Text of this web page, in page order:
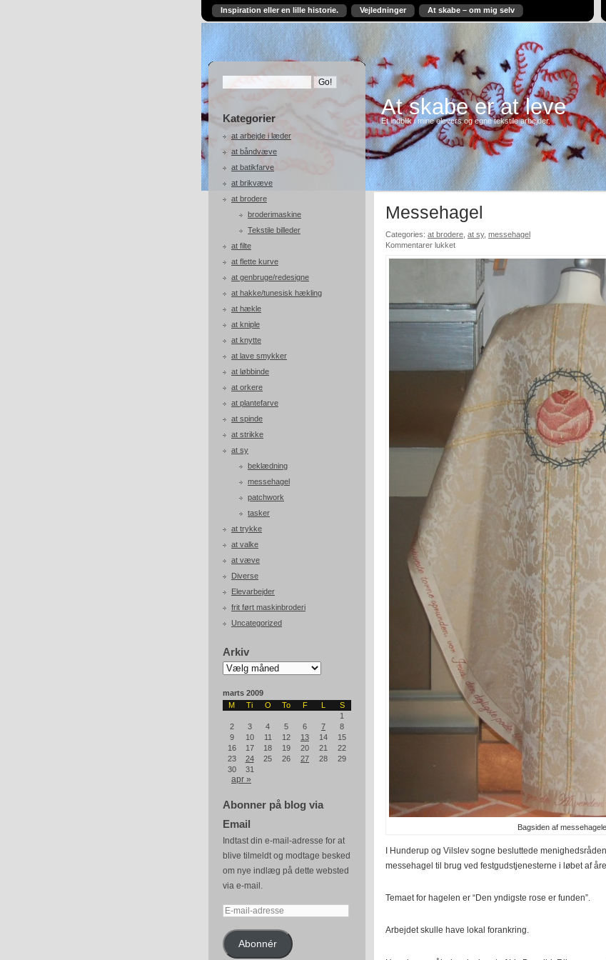
Inspiration eller en lille historie. Vejledninger At skabe – om mig selv
Kategorier
at arbejde i læder
at båndvæve
at batikfarve
at brikvæve
at brodere
broderimaskine
Tekstile billeder
at filte
at flette kurve
at genbruge/redesigne
at hakke/tunesisk hækling
at hækle
at kniple
at knytte
at lave smykker
at løbbinde
at orkere
at plantefarve
at spinde
at strikke
at sy
beklædning
messehagel
patchwork
tasker
at trykke
at valke
at væve
Diverse
Elevarbejder
frit ført maskinbroderi
Uncategorized
Arkiv
Arkiv
marts 2009
M
Ti O To F L
S
1
2
3 4 5 6 7
8
9
10 11 12 13 14
15
16
17 18 19 20 21
22
23
24 25 26 27 28
29
30
31
apr »
Abonner på blog via
Email
Indtast din e-mail-adresse for at
blive tilmeldt og modtage besked
om nye indlæg på dette websted
via e-mail.
E-
adresseAbonnér
At skabe er at leve
Et indblik i mine elevers og egne tekstile arbejder.
Messehagel
Categories: at brodere at sy, messehagel
Kommentarer lukkettil
Bagsiden af
I Hunderup og Vilslev sogne besluttede
messehagel til brug ved festgudstjenesterne i løbet af
Temaet for hagelen er “Den yndigste rose er funden”.
Arbejdet skulle have lokal forankring.